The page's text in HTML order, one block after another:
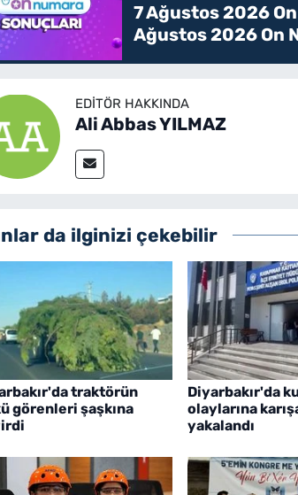
7 Ağustos 2026 On
Ağustos 2026 On
EDITÖR HAKKINDA
Ali Abbas YILMAZ
da ilginizi çekebilir
traktörün
görenleri şaşkına
Diyarbakır'da
olaylarına
yakalandı